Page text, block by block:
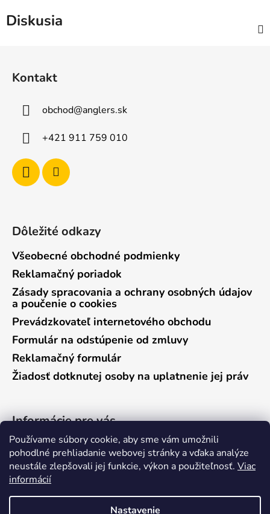
Používame súbory cookie, aby sme vám umožnili
pohodlné prehliadanie webovej stránky a vďaka analýze
neustále zlepšovali jej funkcie, výkon a použiteľnosť. Viac
informácií
Nastavenie
Diskusia
Kontakt
obchod@anglers.sk
+421 911 759 010
Dôležité odkazy
Všeobecné obchodné podmienky
Reklamačný poriadok
Zásady spracovania a ochrany osobných údajov
a poučenie o cookies
Prevádzkovateľ internetového obchodu
Formulár na odstúpenie od zmluvy
Reklamačný formulár
Žiadosť dotknutej osoby na uplatnenie jej práv
Informácie pre vás
Predajňa Vráble
Predajňa Pieštany
Ako nakupovať